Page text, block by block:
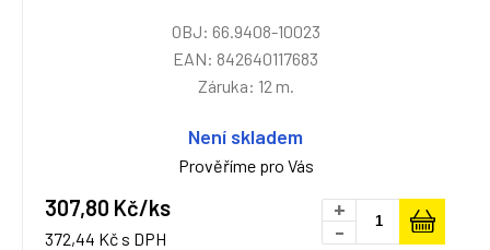
OBJ: 66.9408-10023
EAN: 842640117683
Záruka: 12 m.
Není skladem
Prověříme pro Vás
307,80 Kč/ks
372,44 Kč s DPH
+
-